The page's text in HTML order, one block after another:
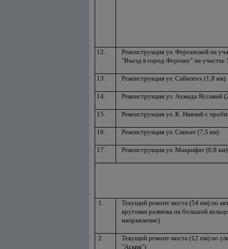
12.
Реконструкция ул. Ферганской на
"Въезд в город Фергану" на
13. Реконструкция ул. Сайилгох (1,8 км)
14. Реконструкция ул. Ахмада Яссавий
15. Реконструкция ул. К. Ниязий с
16. Реконструкция ул. Саноат (7,5 км)
17. Реконструкция ул. Маьрифат (0,8 км)
1.
Текущий ремонт моста (54 пм) по
круговая развязка на большой
направление)
2.
Текущий ремонт моста (12 пм) по
"Аския")